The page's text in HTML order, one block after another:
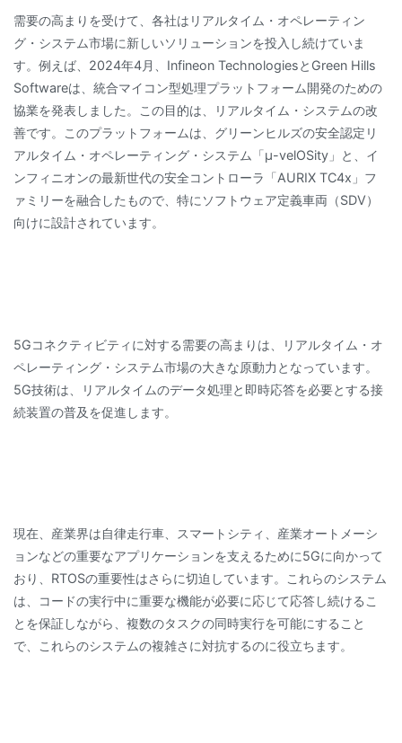
需要の高まりを受けて、各社はリアルタイム・オペレーティン
グ・システム市場に新しいソリューションを投入し続けていま
す。例えば、2024年4月、Infineon TechnologiesとGreen Hills
Softwareは、統合マイコン型処理プラットフォーム開発のための
協業を発表しました。この目的は、リアルタイム・システムの改
善です。このプラットフォームは、グリーンヒルズの安全認定リ
アルタイム・オペレーティング・システム「μ-velOSity」と、イ
ンフィニオンの最新世代の安全コントローラ「AURIX TC4x」フ
ァミリーを融合したもので、特にソフトウェア定義車両（SDV）
向けに設計されています。
5Gコネクティビティに対する需要の高まりは、リアルタイム・オ
ペレーティング・システム市場の大きな原動力となっています。
5G技術は、リアルタイムのデータ処理と即時応答を必要とする接
続装置の普及を促進します。
現在、産業界は自律走行車、スマートシティ、産業オートメーシ
ョンなどの重要なアプリケーションを支えるために5Gに向かって
おり、RTOSの重要性はさらに切迫しています。これらのシステム
は、コードの実行中に重要な機能が必要に応じて応答し続けるこ
とを保証しながら、複数のタスクの同時実行を可能にすること
で、これらのシステムの複雑さに対抗するのに役立ちます。